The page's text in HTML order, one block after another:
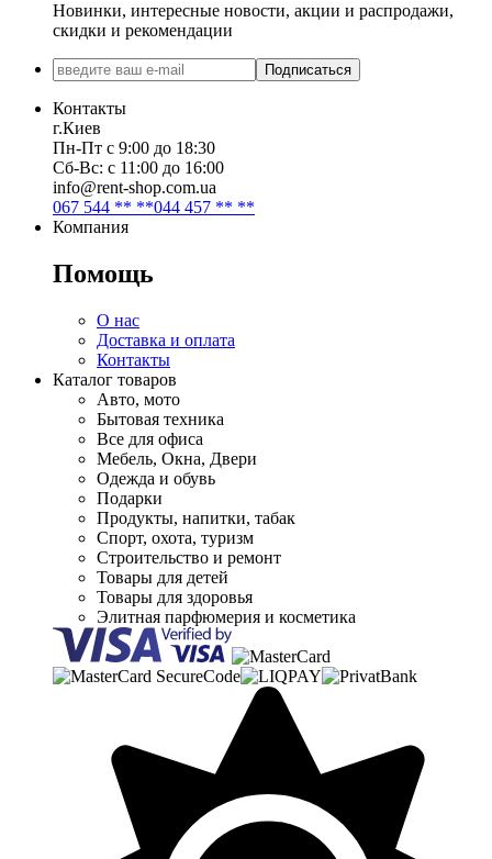
Новинки, интересные новости, акции и распродажи,
скидки и рекомендации
Подписаться
Контакты
г.Киев
Пн-Пт с 9:00 до 18:30
Сб-Вс: с 11:00 до 16:00
info@rent-shop.com.ua
067 544 ** **044 457 ** **
Компания
Помощь
О нас
Доставка и оплата
Контакты
Каталог товаров
Авто, мото
Бытовая техника
Все для офиса
Мебель, Окна, Двери
Одежда и обувь
Подарки
Продукты, напитки, табак
Спорт, охота, туризм
Строительство и ремонт
Товары для детей
Товары для здоровья
Элитная парфюмерия и косметика